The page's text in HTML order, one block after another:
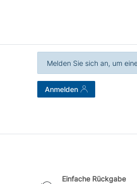
Melden Sie sich an, um
Anmelden
Einfache Rückgabe